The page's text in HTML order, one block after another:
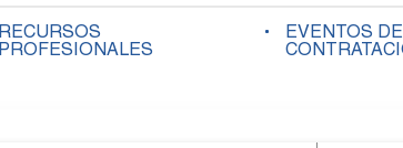
RECURSOS
PROFESIONALES
EVENTOS DE